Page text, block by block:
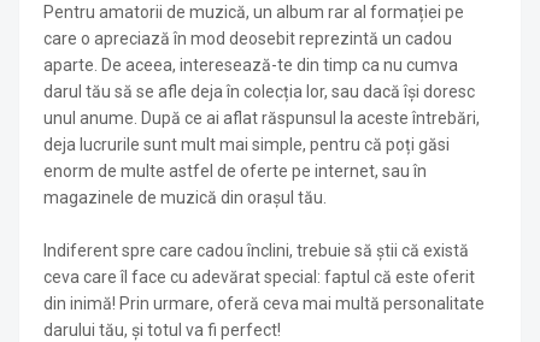
Pentru amatorii de muzică, un album rar al formației pe
care o apreciază în mod deosebit reprezintă un cadou
aparte. De aceea, interesează-te din timp ca nu cumva
darul tău să se afle deja în colecția lor, sau dacă își doresc
unul anume. După ce ai aflat răspunsul la aceste întrebări,
deja lucrurile sunt mult mai simple, pentru că poți găsi
enorm de multe astfel de oferte pe internet, sau în
magazinele de muzică din orașul tău.
Indiferent spre care cadou înclini, trebuie să știi că există
ceva care îl face cu adevărat special: faptul că este oferit
din inimă! Prin urmare, oferă ceva mai multă personalitate
darului tău, și totul va fi perfect!